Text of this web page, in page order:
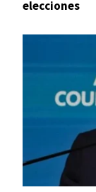
elecciones